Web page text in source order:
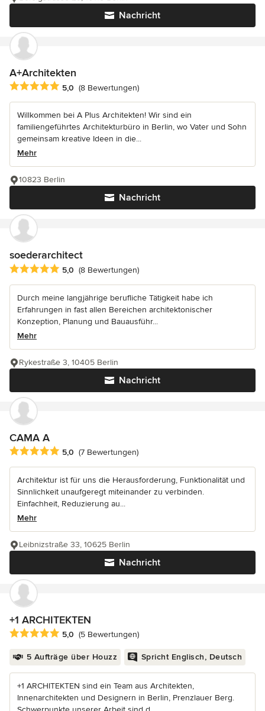
Nachricht
A+Architekten
Durchschnittliche Bewertung: 5 von 5 Sternen
5,0 (8 Bewertungen)
Willkommen bei A Plus Architekten! Wir sind ein
familiengeführtes Architekturbüro in Berlin, wo Vater und Sohn
gemeinsam kreative Ideen in die...
Mehr
Nachricht
10823 Berlin
soederarchitect
Durchschnittliche Bewertung: 5 von 5 Sternen
5,0 (8 Bewertungen)
Durch meine langjährige berufliche Tätigkeit habe ich
Erfahrungen in fast allen Bereichen architektonischer
Konzeption, Planung und Bauausführ...
Mehr
Nachricht
Rykestraße 3, 10405 Berlin
CAMA A
Durchschnittliche Bewertung: 5 von 5 Sternen
5,0 (7 Bewertungen)
Architektur ist für uns die Herausforderung, Funktionalität und
Sinnlichkeit unaufgeregt miteinander zu verbinden.
Einfachheit, Reduzierung au...
Mehr
Nachricht
Leibnizstraße 33, 10625 Berlin
+1 ARCHITEKTEN
Durchschnittliche Bewertung: 5 von 5 Sternen
5,0 (5 Bewertungen)
5 Aufträge über Houzz Spricht Englisch, Deutsch
+1 ARCHITEKTEN sind ein Team aus Architekten,
Innenarchitekten und Designern in Berlin, Prenzlauer Berg.